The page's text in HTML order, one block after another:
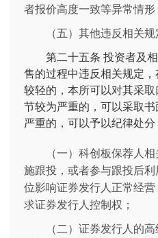
者报价高度一致等异常情形
（五）其他违反相关规
第二十五条 投资者及
售的过程中违反相关规定
较轻的，本所可以对其采
节较为严重的，可以采取
严重的，可以予以纪律处分
（一）科创板保荐人
施跟投，或者参与跟投后
位影响证券发行人正常经
求证券发行人控制权；
（二）证券发行人的